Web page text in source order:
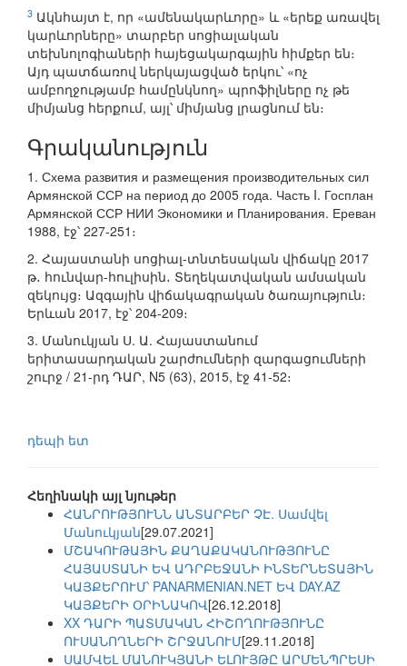
3 Ակնհայտ է, որ «ամենակարևորը» և «երեք առավել
կարևորները» տարբեր սոցիալական
տեխնոլոգիաների հայեցակարգային հիմքեր են։
Այդ պատճառով ներկայացված երկու՝ «ոչ
ամբողջությամբ համընկնող» պրոֆիլները ոչ թե
միմյանց հերքում, այլ՝ միմյանց լրացնում են։
Գրականություն
1. Схема развития и размещения производительных сил
Армянской ССР на период до 2005 года. Часть I. Госплан
Армянской ССР НИИ Экономики и Планирования. Ереван
1988, էջ՝ 227-251։
2. Հայաստանի սոցիալ-տնտեսական վիճակը 2017
թ․ հունվար-հուլիսին․ Տեղեկատվական ամսական
զեկույց։ Ազգային վիճակագրական ծառայություն։
Երևան 2017, էջ՝ 204-209։
3. Մանուկյան Ս. Ա. Հայաստանում
երիտասարդական շարժումների զարգացումների
շուրջ / 21-րդ ԴԱՐ, N5 (63), 2015, էջ 41-52։
դեպի ետ
Հեղինակի այլ նյութեր
ՀԱՆՐՈՒԹՅՈՒՆՆ ԱՆՏԱՐԲԵՐ ՉԷ. Սամվել
Մանուկյան[29.07.2021]
ՄՇԱԿՈՒԹԱՅԻՆ ՔԱՂԱՔԱԿԱՆՈՒԹՅՈՒՆԸ
ՀԱՅԱՍՏԱՆԻ ԵՎ ԱԴՐԲԵՋԱՆԻ ԻՆՏԵՐՆԵՏԱՅԻՆ
ԿԱՅՔԵՐՈՒՄ՝ PANARMENIAN.NET ԵՎ DAY.AZ
ԿԱՅՔԵՐԻ ՕՐԻՆԱԿՈՎ[26.12.2018]
XX ԴԱՐԻ ՊԱՏՄԱԿԱՆ ՀԻՇՈՂՈՒԹՅՈՒՆԸ
ՈՒՍԱՆՈՂՆԵՐԻ ՇՐՋԱՆՈՒՄ[29.11.2018]
ՍԱՄՎԵԼ ՄԱՆՈՒԿՅԱՆԻ ԵԼՈՒՅԹԸ ԱՐՄԵՆՊՐԵՍԻ